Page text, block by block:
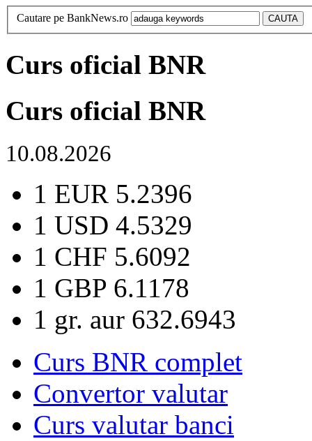
Cautare pe BankNews.ro
Curs oficial BNR
Curs oficial BNR
10.08.2026
1 EUR 5.2396
1 USD 4.5329
1 CHF 5.6092
1 GBP 6.1178
1 gr. aur 632.6943
Curs BNR complet
Convertor valutar
Curs valutar banci